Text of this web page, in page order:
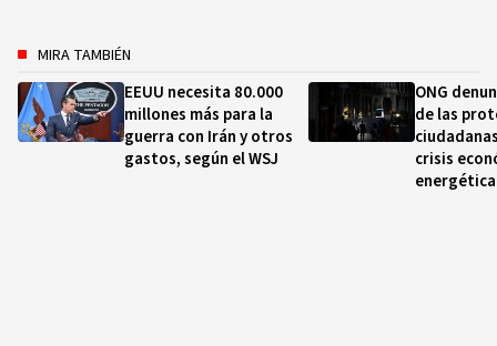
MIRA TAMBIÉN
EEUU necesita 80.000
millones más para la
guerra con Irán y otros
gastos, según el WSJ
ONG
de las
crisis
energética